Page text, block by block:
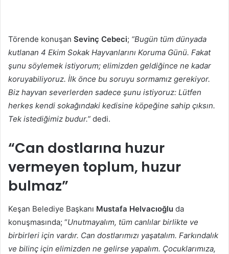
Törende konuşan Sevinç Cebeci; “Bugün tüm dünyada
kutlanan 4 Ekim Sokak Hayvanlarını Koruma Günü. Fakat
şunu söylemek istiyorum; elimizden geldiğince ne kadar
koruyabiliyoruz. İlk önce bu soruyu sormamız gerekiyor.
Biz hayvan severlerden sadece şunu istiyoruz: Lütfen
herkes kendi sokağındaki kedisine köpeğine sahip çıksın.
Tek istediğimiz budur.” dedi.
“Can dostlarına huzur
vermeyen toplum, huzur
bulmaz”
Keşan Belediye Başkanı Mustafa Helvacıoğlu da
konuşmasında; “Unutmayalım, tüm canlılar birlikte ve
birbirleri için vardır. Can dostlarımızı yaşatalım. Farkındalık
ve bilinç için elimizden ne gelirse yapalım. Çocuklarımıza,